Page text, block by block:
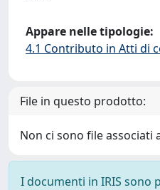
Appare nelle tipologie:
4.1 Contributo in Atti di
File in questo prodotto:
Non ci sono file associati
I documenti in IRIS sono